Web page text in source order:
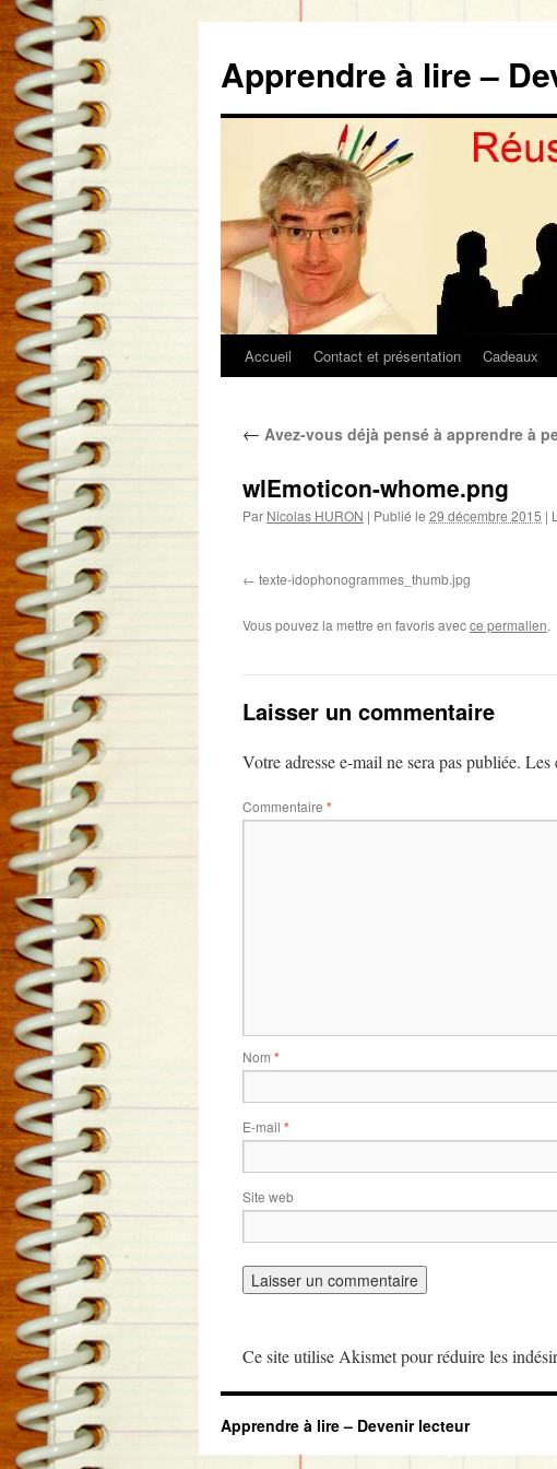
contenu
Apprendre à lire –
Accueil Contact et présentation Cadeaux
← Avez-vous déjà pensé à apprendre à
wlEmoticon-whome.png
Par Nicolas HURON | Publié le 29 décembre 2015 |
texte-idophonogrammes_thumb.jpg
Vous pouvez la mettre en favoris avecce permalien.
Laisser un commentaire
Votre adresse e-mail ne sera pas publiée. Les
Commentaire *
Nom *
E-mail *
Site web
Ce site utilise Akismet pour réduire les
Apprendre à lire – Devenir lecteur